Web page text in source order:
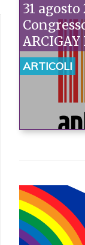
31
ARCIGAY
ARTICOLI